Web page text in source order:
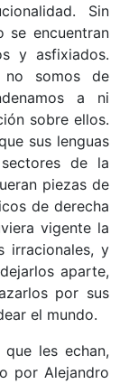
Sin
se encuentran
y asfixiados.
no somos de
a ni
sobre ellos.
sus lenguas
de la
piezas de
de derecha
vigente la
irracionales, y
aparte,
por sus
el mundo.
les echan,
por Alejandro